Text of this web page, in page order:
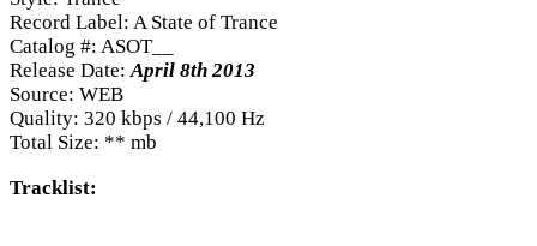
Record Label: A State of Trance
Catalog #: ASOT__
Release Date: April 8th 2013
Source: WEB
Quality: 320 kbps / 44,100 Hz
Total Size: ** mb
Tracklist: